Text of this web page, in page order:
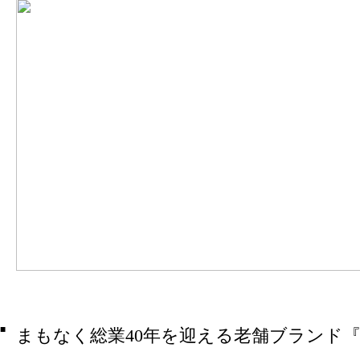
■ まもなく総業40年を迎える老舗ブランド